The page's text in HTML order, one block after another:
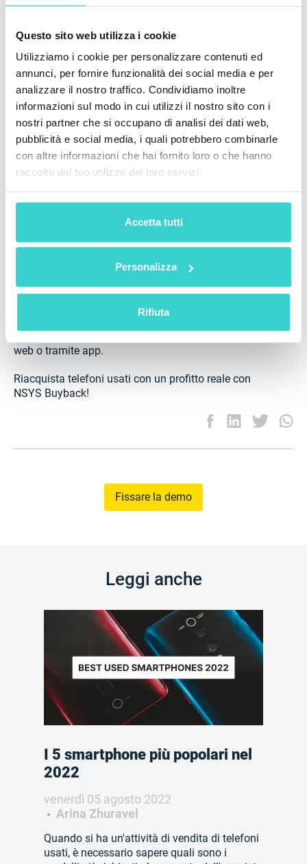
Questo sito web utilizza i cookie
Utilizziamo i cookie per personalizzare contenuti ed
annunci, per fornire funzionalità dei social media e per
analizzare il nostro traffico. Condividiamo inoltre
informazioni sul modo in cui utilizzi il nostro sito con i
nostri partner che si occupano di analisi dei dati web,
pubblicità e social media, i quali potrebbero combinarle
con altre informazioni che hai fornito loro o che hanno
raccolto dal tuo utilizzo dei loro servizi.
Accetta tutti
Personalizza
Rifiuta
NSYS Buyback
La soluzione a tutti questi problemi èNSYS Buyback
un software automatizzato per la valutazione dei
dispositivi usati in fase di acquisto e vendita. La
nostra soluzione consente di:
Aumentare la velocità del lavoro e il numero di
dispositivi valutati
processo di valutazione
Ottenere un valore accurato del dispositivo
attraverso test dettagliati sia delle condizioni
Godi di un embed completamente personalizzabile sul
web o tramite app.
Riacquista telefoni usati con un profitto reale con
NSYS Buyback!
Fissare la demo
Leggi anche
I 5 smartphone più popolari nel
2022
venerdì 05 agosto 2022
Arina Zhuravel
Quando si ha un'attività di vendita di telefoni
usati, è necessario sapere quali sono i